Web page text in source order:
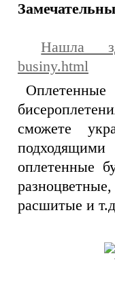
Нашла
businy.html
сможете
оплетенные
расшитые и